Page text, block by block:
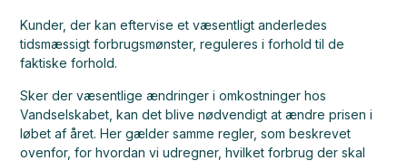
Kunder, der kan eftervise et væsentligt anderledes
tidsmæssigt forbrugsmønster, reguleres i forhold til de
faktiske forhold.
Sker der væsentlige ændringer i omkostninger hos
Vandselskabet, kan det blive nødvendigt at ændre prisen i
løbet af året. Her gælder samme regler, som beskrevet
ovenfor, for hvordan vi udregner, hvilket forbrug der skal